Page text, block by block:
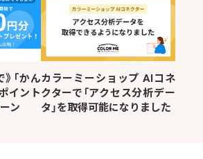
「かん
イント
ン
カラーミーショップ AIコネ
クターで「アクセス分析デー
タ」を取得可能になりました